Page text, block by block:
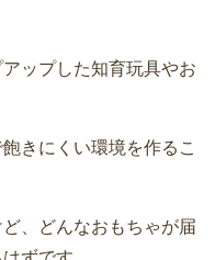
ップした知育玩具やお
きにくい環境を作るこ
、どんなおもちゃが届